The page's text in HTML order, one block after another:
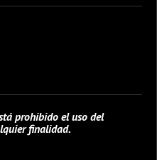
prohibido el uso del
finalidad.